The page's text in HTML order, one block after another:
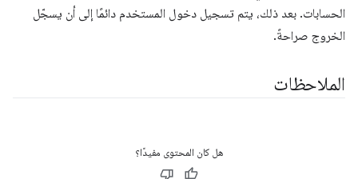
الحسابات. بعد ذلك، يتم تسجيل دخول المستخدم دائمًا إلى أن يسجّل
الخروج صراحةً.
الملاحظات
هل كان المحتوى مفيدًا؟